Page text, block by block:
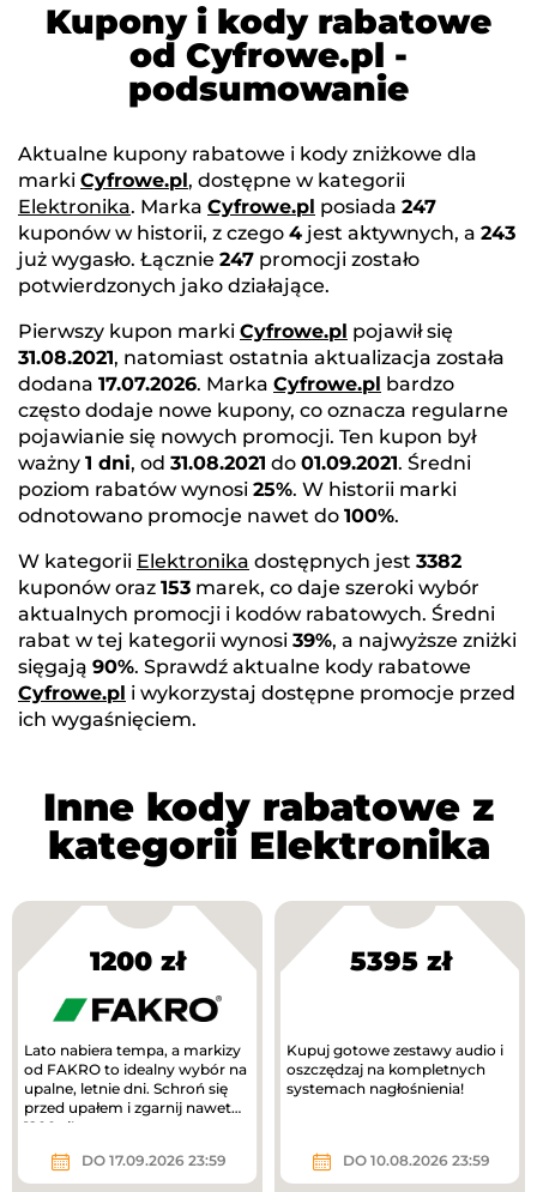
Kupony i kody rabatowe
od Cyfrowe.pl -
podsumowanie
Aktualne kupony rabatowe i kody zniżkowe dla
marki Cyfrowe.pl, dostępne w kategorii
Elektronika. Marka Cyfrowe.pl posiada 247
kuponów w historii, z czego 4 jest aktywnych, a 243
już wygasło. Łącznie 247 promocji zostało
potwierdzonych jako działające.
Pierwszy kupon marki Cyfrowe.pl pojawił się
31.08.2021, natomiast ostatnia aktualizacja została
dodana 17.07.2026. Marka Cyfrowe.pl bardzo
często dodaje nowe kupony, co oznacza regularne
pojawianie się nowych promocji. Ten kupon był
ważny 1 dni, od 31.08.2021 do 01.09.2021. Średni
poziom rabatów wynosi 25%. W historii marki
odnotowano promocje nawet do 100%.
W kategorii Elektronika dostępnych jest 3382
kuponów oraz 153 marek, co daje szeroki wybór
aktualnych promocji i kodów rabatowych. Średni
rabat w tej kategorii wynosi 39%, a najwyższe zniżki
sięgają 90%. Sprawdź aktualne kody rabatowe
Cyfrowe.pl i wykorzystaj dostępne promocje przed
ich wygaśnięciem.
Inne kody rabatowe z
kategorii Elektronika
1200 zł
Lato nabiera tempa, a markizy
od FAKRO to idealny wybór na
upalne, letnie dni. Schroń się
przed upałem i zgarnij nawet
1200 zł!
DO 17.09.2026 23:59
5395 zł
Kupuj gotowe zestawy audio i
oszczędzaj na kompletnych
systemach nagłośnienia!
DO 10.08.2026 23:59